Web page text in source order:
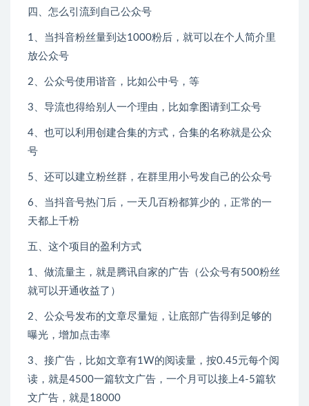
四、怎么引流到自己公众号
1、当抖音粉丝量到达1000粉后，就可以在个人简介里
放公众号
2、公众号使用谐音，比如公中号，等
3、导流也得给别人一个理由，比如拿图请到工众号
4、也可以利用创建合集的方式，合集的名称就是公众
号
5、还可以建立粉丝群，在群里用小号发自己的公众号
6、当抖音号热门后，一天几百粉都算少的，正常的一
天都上千粉
五、这个项目的盈利方式
1、做流量主，就是腾讯自家的广告（公众号有500粉丝
就可以开通收益了）
2、公众号发布的文章尽量短，让底部广告得到足够的
曝光，增加点击率
3、接广告，比如文章有1W的阅读量，按0.45元每个阅
读，就是4500一篇软文广告，一个月可以接上4-5篇软
文广告，就是18000